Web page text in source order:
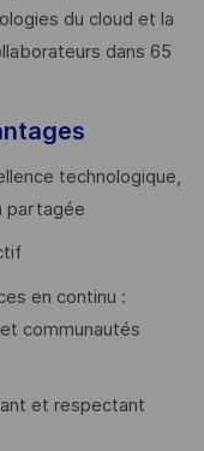
du cloud et la
dans 65
technologique,
partagée
en continu :
communautés
et respectant